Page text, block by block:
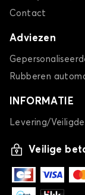
Contact
Adviezen
Rubberen
INFORMATIE
Levering/
Veilige